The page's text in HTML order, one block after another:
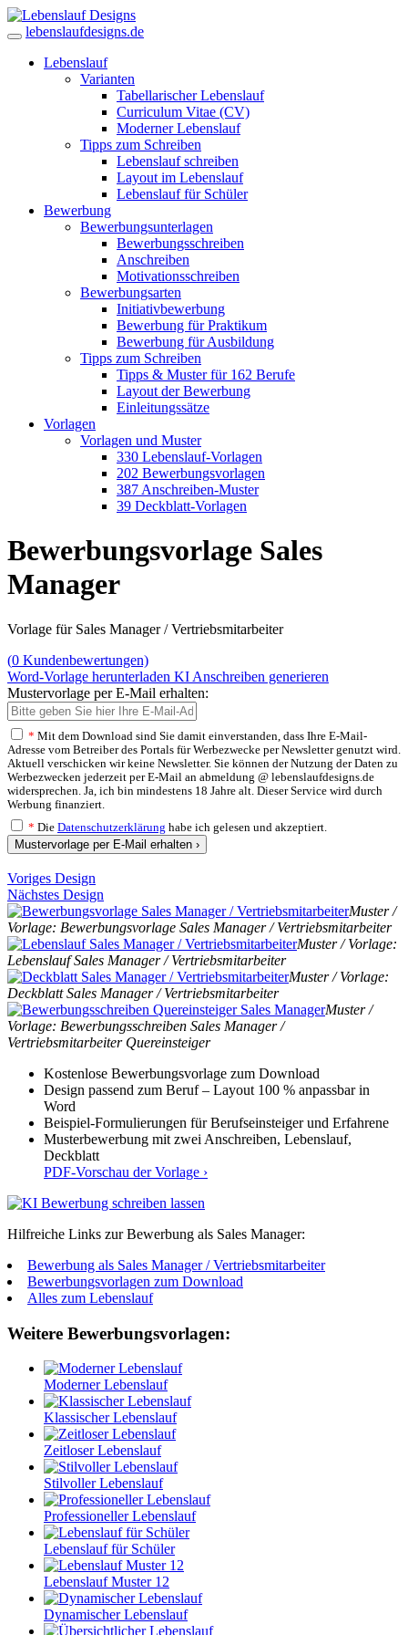
lebenslaufdesigns.de
Lebenslauf
Varianten
Tabellarischer Lebenslauf
Curriculum Vitae (CV)
Moderner Lebenslauf
Tipps zum Schreiben
Lebenslauf schreiben
Layout im Lebenslauf
Lebenslauf für Schüler
Bewerbung
Bewerbungsunterlagen
Bewerbungsschreiben
Anschreiben
Motivationsschreiben
Bewerbungsarten
Initiativbewerbung
Bewerbung für Praktikum
Bewerbung für Ausbildung
Tipps zum Schreiben
Tipps & Muster für 162 Berufe
Layout der Bewerbung
Einleitungssätze
Vorlagen
Vorlagen und Muster
330 Lebenslauf-Vorlagen
202 Bewerbungsvorlagen
387 Anschreiben-Muster
39 Deckblatt-Vorlagen
Bewerbungsvorlage Sales
Manager
Vorlage für Sales Manager / Vertriebsmitarbeiter
(0 Kundenbewertungen)
Word-Vorlage herunterladen KI Anschreiben generieren
Mustervorlage per E-Mail erhalten:
* Mit dem Download sind Sie damit einverstanden, dass Ihre E-Mail-
Adresse vom Betreiber des Portals für Werbezwecke per Newsletter genutzt wird.
Aktuell verschicken wir keine Newsletter. Sie können der Nutzung der Daten zu
Werbezwecken jederzeit per E-Mail an abmeldung @ lebenslaufdesigns.de
widersprechen. Ja, ich bin mindestens 18 Jahre alt. Dieser Service wird durch
Werbung finanziert.
* Die Datenschutzerklärung habe ich gelesen und akzeptiert.
Mustervorlage per E-Mail erhalten ›
Voriges Design
Nächstes Design
Muster /
Vorlage: Bewerbungsvorlage Sales Manager / Vertriebsmitarbeiter
Muster / Vorlage:
Lebenslauf Sales Manager / Vertriebsmitarbeiter
Muster / Vorlage:
Deckblatt Sales Manager / Vertriebsmitarbeiter
Muster /
Vorlage: Bewerbungsschreiben Sales Manager /
Vertriebsmitarbeiter Quereinsteiger
Kostenlose Bewerbungsvorlage zum Download
Design passend zum Beruf – Layout 100 % anpassbar in
Word
Beispiel-Formulierungen für Berufseinsteiger und Erfahrene
Musterbewerbung mit zwei Anschreiben, Lebenslauf,
Deckblatt
PDF-Vorschau der Vorlage ›
Hilfreiche Links zur Bewerbung als Sales Manager:
Bewerbung als Sales Manager / Vertriebsmitarbeiter
Bewerbungsvorlagen zum Download
Alles zum Lebenslauf
Weitere Bewerbungsvorlagen:
Moderner Lebenslauf
Klassischer Lebenslauf
Zeitloser Lebenslauf
Stilvoller Lebenslauf
Professioneller Lebenslauf
Lebenslauf für Schüler
Lebenslauf Muster 12
Dynamischer Lebenslauf